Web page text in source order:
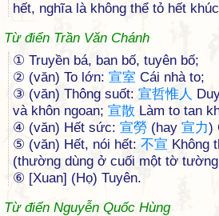
hết, nghĩa là không thể tỏ hết
Từ điển Trần Văn Chánh
① Truyền bá, ban bố, tuyên bố;
② (văn) To lớn: 宣室 Cái nhà to;
③ (văn) Thông suốt: 宣哲惟人
và khôn ngoan; 宣散 Làm to tan
④ (văn) Hết sức: 宣勞 (hay 宣力)
⑤ (văn) Hết, nói hết: 不宣 Không
(thường dùng ở cuối một tờ
⑥ [Xuan] (Họ) Tuyên.
Từ điển Nguyễn Quốc Hùng